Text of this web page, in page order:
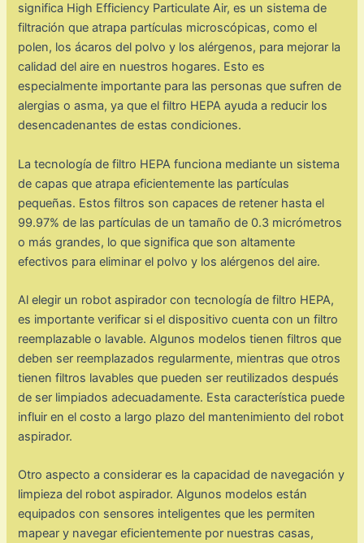
significa High Efficiency Particulate Air, es un sistema de
filtración que atrapa partículas microscópicas, como el
polen, los ácaros del polvo y los alérgenos, para mejorar la
calidad del aire en nuestros hogares. Esto es
especialmente importante para las personas que sufren de
alergias o asma, ya que el filtro HEPA ayuda a reducir los
desencadenantes de estas condiciones.
La tecnología de filtro HEPA funciona mediante un sistema
de capas que atrapa eficientemente las partículas
pequeñas. Estos filtros son capaces de retener hasta el
99.97% de las partículas de un tamaño de 0.3 micrómetros
o más grandes, lo que significa que son altamente
efectivos para eliminar el polvo y los alérgenos del aire.
Al elegir un robot aspirador con tecnología de filtro HEPA,
es importante verificar si el dispositivo cuenta con un filtro
reemplazable o lavable. Algunos modelos tienen filtros que
deben ser reemplazados regularmente, mientras que otros
tienen filtros lavables que pueden ser reutilizados después
de ser limpiados adecuadamente. Esta característica puede
influir en el costo a largo plazo del mantenimiento del robot
aspirador.
Otro aspecto a considerar es la capacidad de navegación y
limpieza del robot aspirador. Algunos modelos están
equipados con sensores inteligentes que les permiten
mapear y navegar eficientemente por nuestras casas,